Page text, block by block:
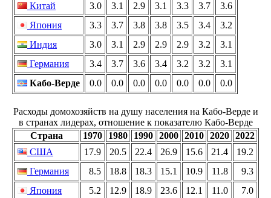
Китай
3.0 3.1 2.9 3.1 3.3 3.7
3.6
Япония
3.3 3.7 3.8 3.8 3.5 3.4
3.2
Индия
3.0 3.1 2.9 2.9 2.9 3.2
3.1
Германия
3.4 3.7 3.6 3.4 3.2 3.2
3.1
Кабо-Верде
0.0 0.0 0.0 0.0 0.0 0.0 0.0
Расходы домохозяйств на душу населения на Кабо-Верде и
в странах лидерах, отношение к показателю Кабо-Верде
Страна
1970 1980 1990 2000 2010 2020 2022
США
17.9 20.5 22.4 26.9 15.6 21.4
19.2
Германия
8.5 18.8 18.3 15.1 10.9 11.8
9.3
Япония
5.2 12.9 18.9 23.6 12.1 11.0 7.0